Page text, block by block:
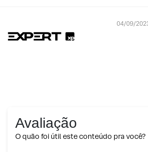
04/09/
Avaliação
O quão foi útil este conteúdo pra você?